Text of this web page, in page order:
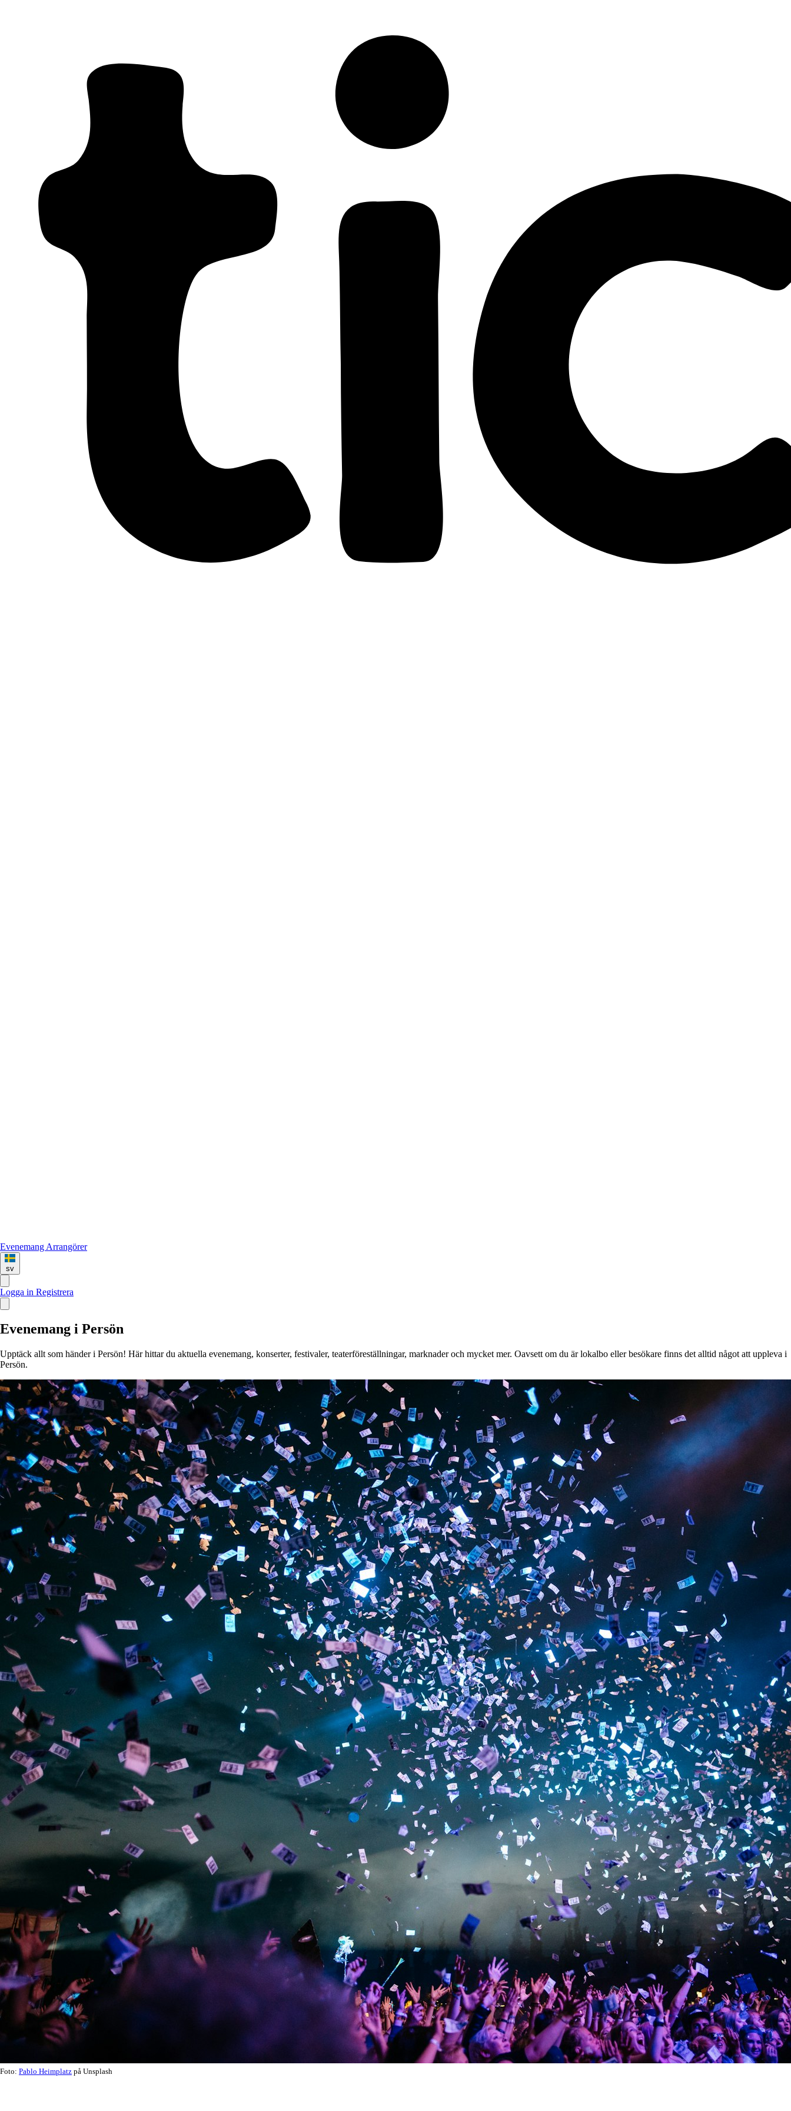
Evenemang Arrangörer
sv
Logga in Registrera
Evenemang i Persön
Upptäck allt som händer i Persön! Här hittar du aktuella evenemang, konserter, festivaler, teaterföreställningar, marknader och mycket mer. Oavsett om du är lokalbo eller besökare finns det alltid något att uppleva i
Persön.
Foto: Pablo Heimplatz på Unsplash